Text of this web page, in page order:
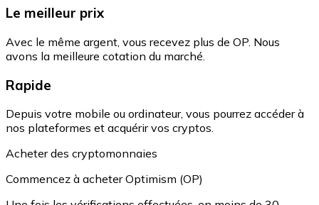
Le meilleur prix
Avec le même argent, vous recevez plus de OP. Nous
avons la meilleure cotation du marché.
Rapide
Depuis votre mobile ou ordinateur, vous pourrez accéder à
nos plateformes et acquérir vos cryptos.
Acheter des cryptomonnaies
Commencez à acheter Optimism (OP)